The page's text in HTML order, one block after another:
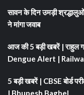
सावन के दिन उमड़ी श्रद्धालुओं
ने मांगा जवाब
आज की 5 बड़ी खबरें | राहुल
Dengue Alert |
5 बड़ी खबरें | CBSE बोर्ड
| Bhupesh Baghel